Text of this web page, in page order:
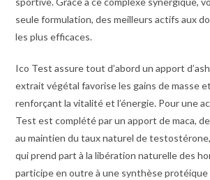
seule formulation, des meilleurs actifs aux
les plus efficaces.
Ico Test assure tout d’abord un apport
extrait végétal favorise les gains de masse
renforçant la vitalité et l’énergie. Pour une
Test est complété par un apport de maca,
au maintien du taux naturel de
qui prend part à la libération naturelle des
participe en outre à une synthèse protéique